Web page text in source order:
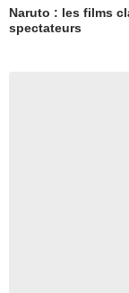
Naruto : les films
spectateurs